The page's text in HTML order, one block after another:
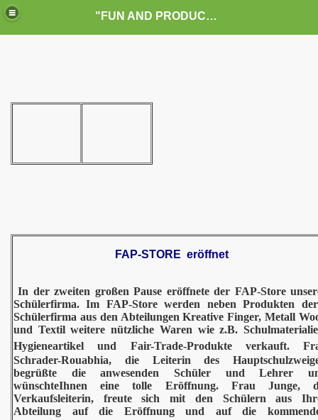
"FUN AND PRODUCTION" die Schülerfirma der Elbmarschen-Schule Drochtersen
FAP-STORE eröffnet
In der zweiten großen Pause eröffnete der FAP-Store
Schülerfirma. Im FAP-Store werden neben Produkten
Schülerfirma aus den Abteilungen Kreative Finger, Metall
und Textil weitere nützliche Waren wie z.B.
Hygieneartikel und Fair-Trade-Produkte verkauft.
Schrader-Rouabhia, die Leiterin des
begrüßte die anwesenden Schüler und Lehrer
wünschteIhnen eine tolle Eröffnung. Frau Junge,
Verkaufsleiterin, freute sich mit den Schülern aus
Abteilung auf die Eröffnung und auf die